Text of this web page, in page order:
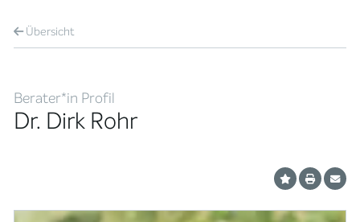
Übersicht
Berater*in Profil
Dr. Dirk Rohr